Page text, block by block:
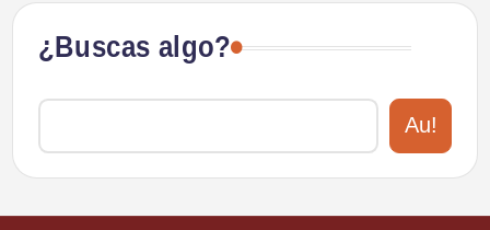
¿Buscas algo?
Au!